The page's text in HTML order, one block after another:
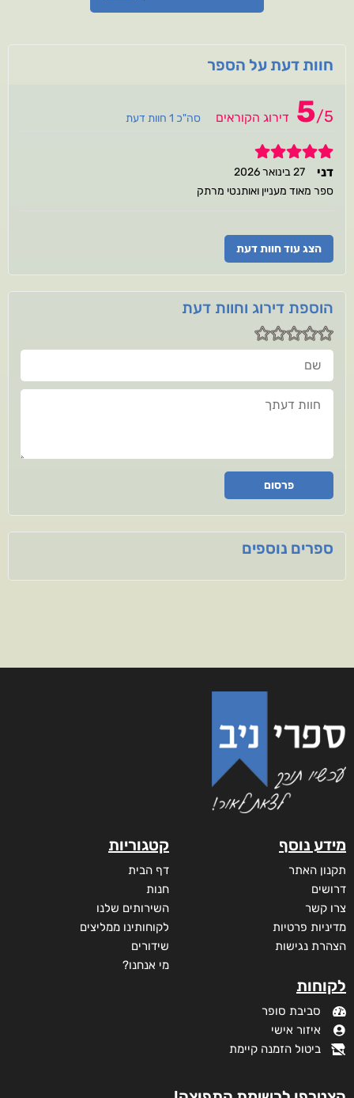
חוות דעת על הספר
5/5 דירוג הקוראים סה"כ 1 חוות דעת
5
דני
27 בינואר 2026
ספר מאוד מעניין ואותנטי מרתק
הצג עוד חוות דעת
הוספת דירוג וחוות דעת
שם
חוות דעתך
פרסום
ספרים נוספים
מידע נוסף
תקנון האתר
דרושים
צרו קשר
מדיניות פרטיות
הצהרת נגישות
לקוחות
סביבת סופר
איזור אישי
ביטול הזמנה קיימת
קטגוריות
דף הבית
חנות
השירותים שלנו
לקוחותינו ממליצים
שידורים
מי אנחנו?